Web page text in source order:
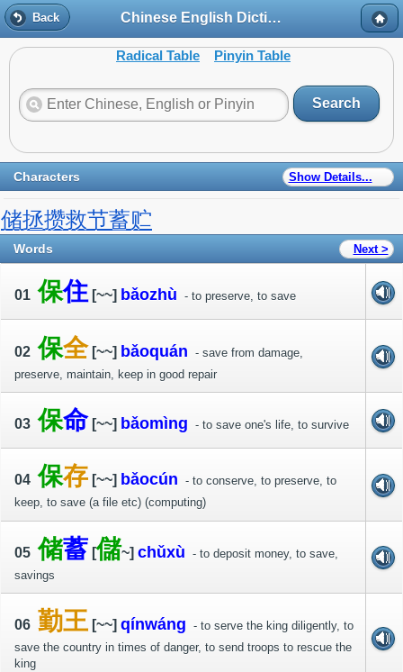
Back Chinese English Dictionary
Radical Table Pinyin Table
Search
Characters Show Details...
储拯攒救节蓄贮
Words Next >
01保住 [~~] bǎozhù - to preserve, to save
02保全 [~~] bǎoquán - save from damage,
preserve, maintain, keep in good repair
03保命 [~~] bǎomìng - to save one's life, to survive
04保存 [~~] bǎocún - to conserve, to preserve, to
keep, to save (a file etc) (computing)
05储蓄 [儲~] chǔxù - to deposit money, to save,
savings
06 勤王 [~~] qínwáng - to serve the king diligently, to
save the country in times of danger, to send troops to rescue the
king